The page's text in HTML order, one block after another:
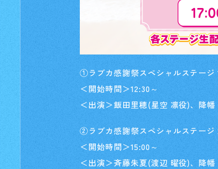
①ラブカ感謝祭スペシャルステージ
＜開始時間＞12:30～
＜出演＞飯田里穂(星空 凛役)、降
②ラブカ感謝祭スペシャルステー
＜開始時間＞15:00～
＜出演＞斉藤朱夏(渡辺 曜役)、降